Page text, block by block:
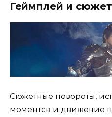
Геймплей и сюжет
Сюжетные повороты,
моментов и движение